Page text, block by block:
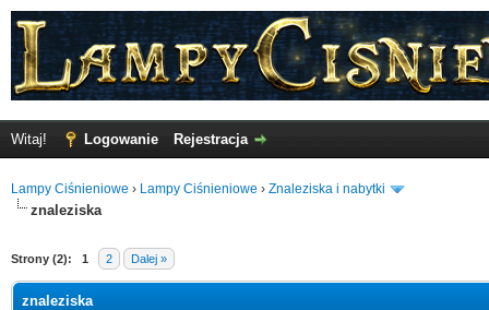
Witaj! Logowanie Rejestracja
Lampy Ciśnieniowe › Lampy Ciśnieniowe › Znaleziska i nabytki
znaleziska
Strony (2): 1 2 Dalej »
znaleziska